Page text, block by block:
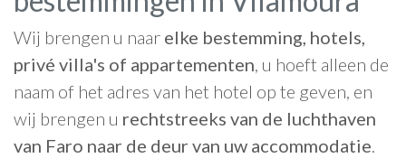
Wij brengen u naar elke bestemming, hotels,
privé villa's of appartementen, u hoeft alleen de
naam of het adres van het hotel op te geven, en
wij brengen u rechtstreeks van de luchthaven
van Faro naar de deur van uw accommodatie.